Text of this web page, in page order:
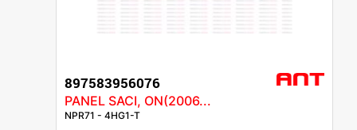
897583956076
PANEL SACI, ON(2006...
NPR71 - 4HG1-T